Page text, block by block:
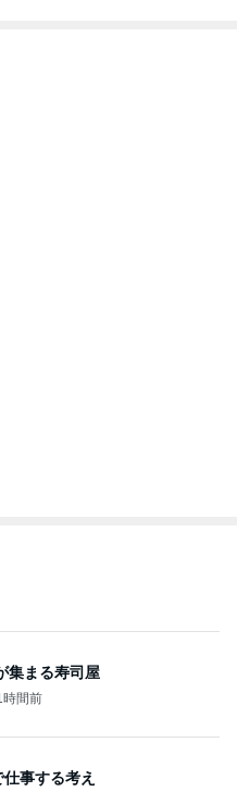
集まる寿司屋
時間前
事する考え